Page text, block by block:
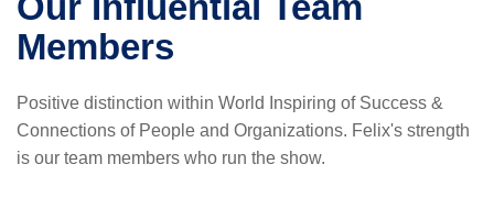
Members
Positive distinction within World Inspiring of Success &
Connections of People and Organizations. Felix's strength
is our team members who run the show.